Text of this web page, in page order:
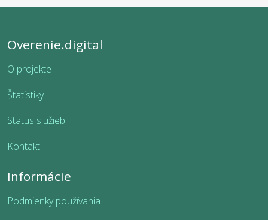
Overenie.digital
O projekte
Štatistiky
Status služieb
Kontakt
Informácie
Podmienky používania